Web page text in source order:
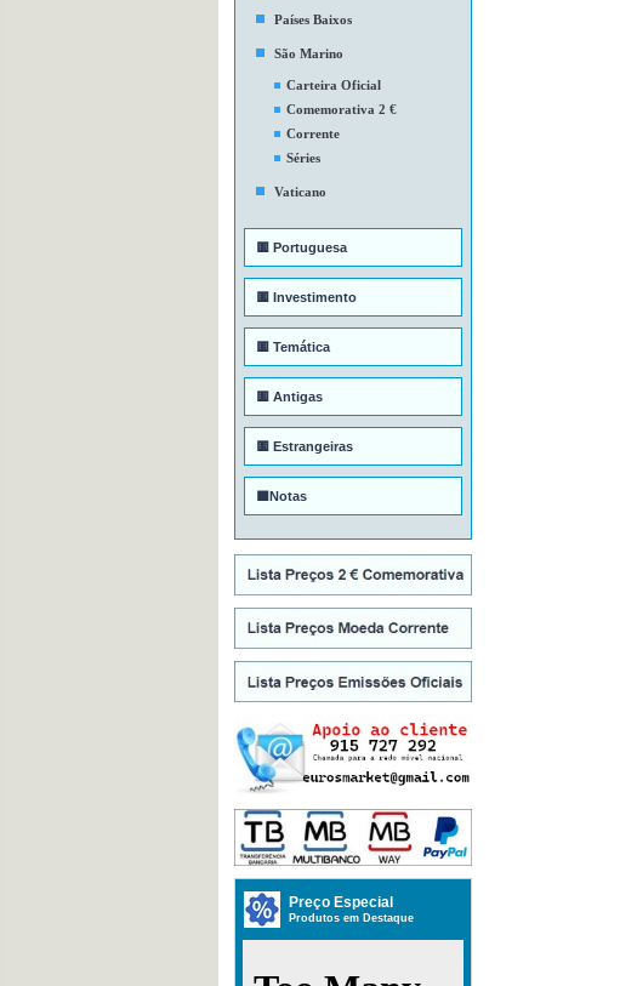
Países Baixos
São Marino
Carteira Oficial
Comemorativa 2 €
Corrente
Séries
Vaticano
🟨 Portuguesa
🟨 Investimento
🟨 Temática
🟨 Antigas
🟨 Estrangeiras
🟦Notas
Preço Especial
Produtos em Destaque